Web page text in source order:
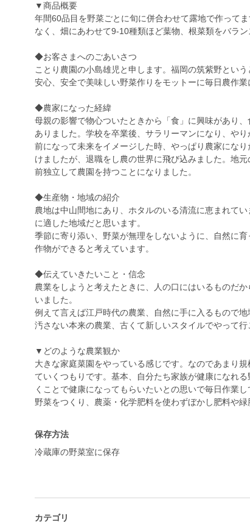
▼商品概要
年間60品目を野菜ごとに旬に併合わせて露地で作って
なく、畑にあわせて9-10種類ほど葉物、根菜類をバラン
◆お客さまへのごあいさつ
ことり農園の小島雄児と申します。福岡の筑紫野という
安心、安全で美味しい野菜作りをモットーに毎日農作業
◆農家になった経緯
母親の影響で物心ついたときから「食」に興味があり
ありました。学校を卒業後、サラリーマンになり、や
前になって未来をイメージした時、やっぱり農家にな
けましたが、退職をし農の世界に飛び込みました。地
前独立して農園を持つことになりました。
◆生産物・地域の紹介
農地は中山間地にあり、ホタルのいる清流に恵まれて
に適した地域だと思います。
季節に寄り添い、野菜が無理をしないように、自然に
作物ができると考えています。
◆伝えていきたいこと・信念
農業をしようと考えたときに、人の口にはいるものだ
いました。
例えて言えば江戸時代の農業、自然に手に入るもので
汚さない本来の農業、古くて新しいスタイルでやって行
▼どのような農業観か
大きな家庭菜園をやっている感じです。なのであまり
ていくつもりです。基本、自分たち家族が健康になれ
くことで健康になってもらいたいとの思いで毎日作業
保存方法
冷蔵庫の野菜室に保存
カテゴリ